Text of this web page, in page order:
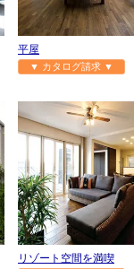
平屋
▼ カタログ請求 ▼
リゾート空間を満喫